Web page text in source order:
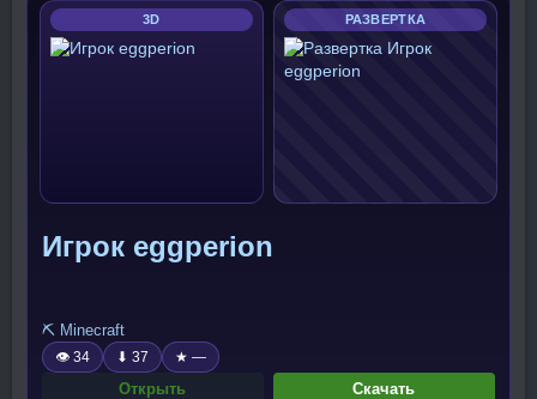
3D РАЗВЕРТКА
Игрок eggperion
⛏️ Minecraft
👁 34 ⬇ 37 ★ —
Открыть Скачать